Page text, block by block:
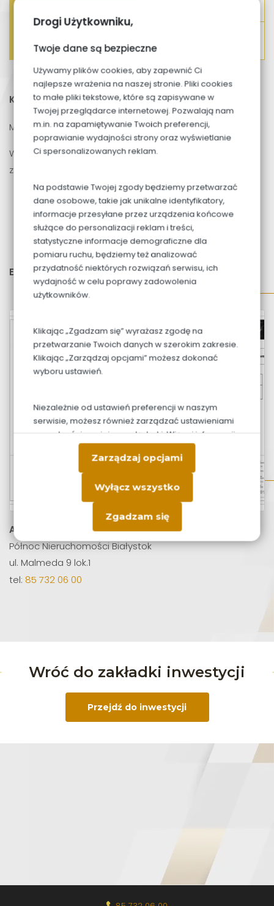
Drogi Użytkowniku,
Twoje dane są bezpieczne
Używamy plików cookies, aby zapewnić Ci
najlepsze wrażenia na naszej stronie. Pliki cookies
to małe pliki tekstowe, które są zapisywane w
Twojej przeglądarce internetowej. Pozwalają nam
m.in. na zapamiętywanie Twoich preferencji,
poprawianie wydajności strony oraz wyświetlanie
Ci spersonalizowanych reklam.
Na podstawie Twojej zgody będziemy przetwarzać
dane osobowe, takie jak unikalne identyfikatory,
informacje przesyłane przez urządzenia końcowe
służące do personalizacji reklam i treści,
statystyczne informacje demograficzne dla
pomiaru ruchu, będziemy też analizować
przydatność niektórych rozwiązań serwisu, ich
wydajność w celu poprawy zadowolenia
użytkowników.
Klikając „Zgadzam się” wyrażasz zgodę na
przetwarzanie Twoich danych w szerokim zakresie.
Klikając „Zarządzaj opcjami” możesz dokonać
wyboru ustawień.
Niezależnie od ustawień preferencji w naszym
serwisie, możesz również zarządzać ustawieniami
prywatności swojej przeglądarki. Więcej informacji
o przetwarzaniu danych znajdziesz wPolityce
Zarządzaj opcjami
Wyłącz wszystko
Zgadzam się
Status
Karta mieszkaniado pobrania
MieszkanieM10położone jest naII PIĘTRZE
W przedmiotowym lokalu na powierzchni
znajdują się:
Pokój z aneksem: 18,13m2
Przedpokój:5,81m2
Łazienka:4,27m2
Balkon:8,91m2
Ekspozycja okien:południe, zachód
Adres biura sprzedaży:
Północ Nieruchomości Białystok
ul. Malmeda 9 lok.1
tel: 85 732 06 00
Wróć do zakładki inwestycji
Przejdź do inwestycji